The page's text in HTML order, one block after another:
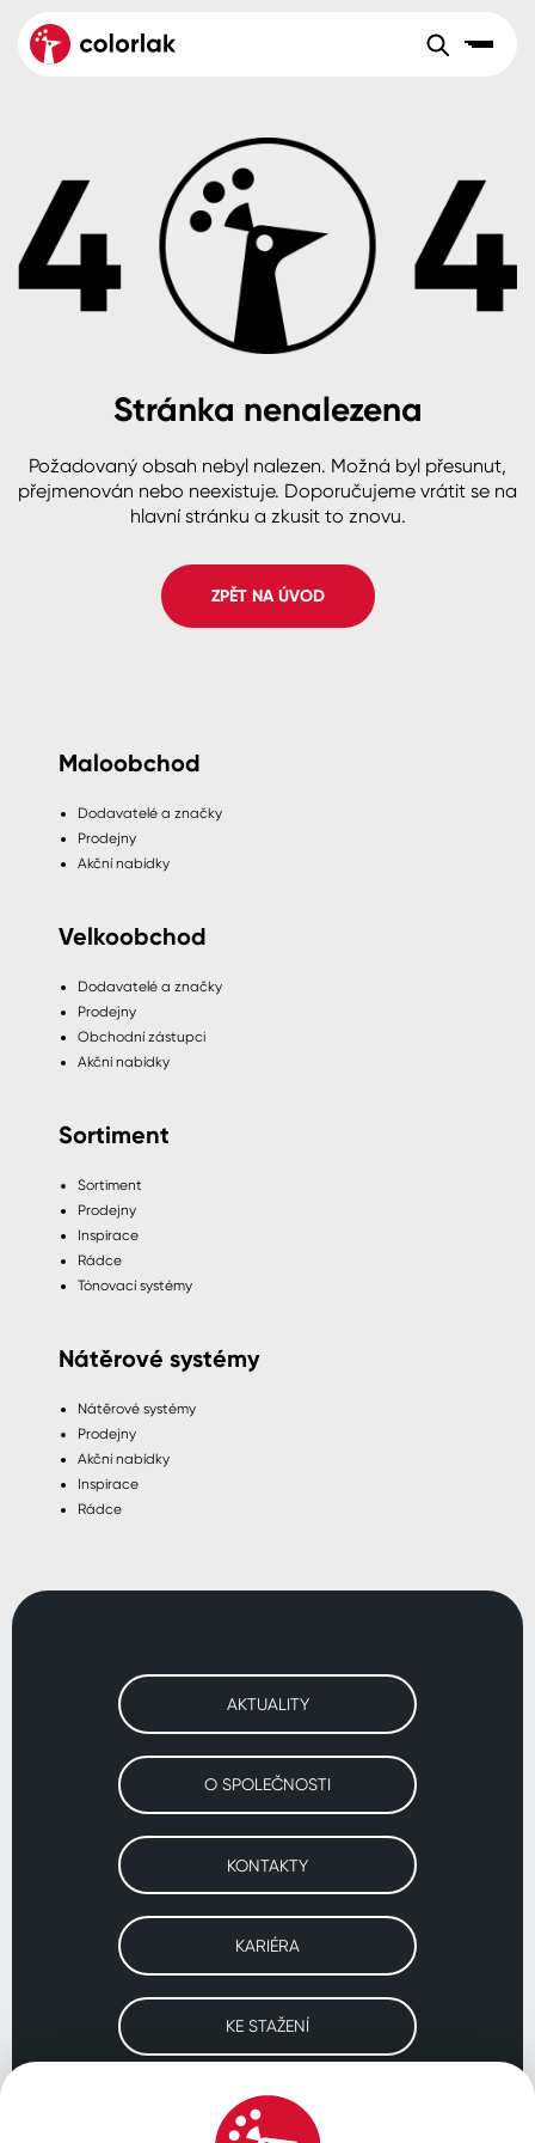
Velkoobchod Sortiment
Aktuality
Reference
O společnosti
B2B +420 800 145 555Po – Pá: 8:00–15:00
Česko
Slovensko Polsko Worldwide
Dřevo
Beton, asfalt, minerální podklady
Plast, sklo, keramika
Stěny
Fasády
Spreje
Colorlak Dekor
Colorlak Profi
Colorlak Pta
Stránka nenalezena
Požadovaný obsah nebyl nalezen. Možná byl přesunut,
přejmenován nebo neexistuje. Doporučujeme vrátit se na
hlavní stránku a zkusit to znovu.
ZPĚT NA ÚVOD
Maloobchod
Dodavatelé a značky
Prodejny
Akční nabídky
Velkoobchod
Dodavatelé a značky
Prodejny
Obchodní zástupci
Akční nabídky
Sortiment
Sortiment
Prodejny
Inspirace
Rádce
Tónovací systémy
Nátěrové systémy
Nátěrové systémy
Prodejny
Akční nabídky
Inspirace
Rádce
AKTUALITY
O SPOLEČNOSTI
KONTAKTY
KARIÉRA
KE STAŽENÍ
Navštivte naše pobočky